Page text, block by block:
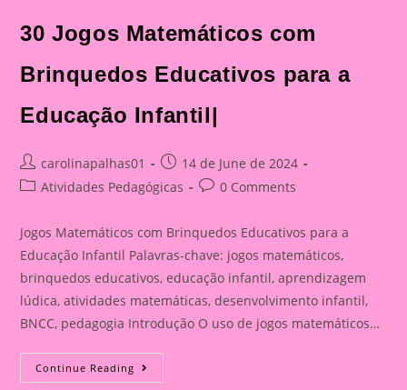
30 Jogos Matemáticos com
Brinquedos Educativos para a
Educação Infantil|
Post
author:
carolinapalhas01
Post
published:
14 de June de 2024
PostAtividades Pedagógicas
Post0 Comments
Jogos Matemáticos com Brinquedos Educativos para a
Educação Infantil Palavras-chave: jogos matemáticos,
brinquedos educativos, educação infantil, aprendizagem
lúdica, atividades matemáticas, desenvolvimento infantil,
BNCC, pedagogia Introdução O uso de jogos matemáticos…
Continue Reading 30
Jogos